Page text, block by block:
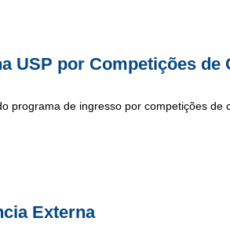
USP por Competições de
programa de ingresso por competições
Externa